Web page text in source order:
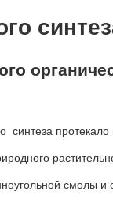
синтеза протекало
смолы